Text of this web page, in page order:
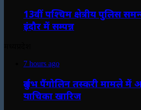
13वीं पश्चिम क्षेत्रीय पुलिस
इंदौर में सम्पन्न
7 hours ago
दुर्लभ पैंगोलिन तस्करी मामले में
याचिका खारिज